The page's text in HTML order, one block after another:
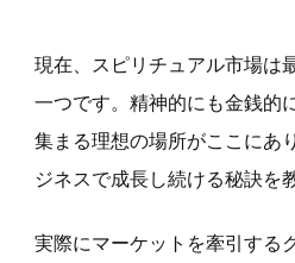
現在、スピリチュアル市場は
一つです。精神的にも金銭的
集まる理想の場所がここにあ
ジネスで成長し続ける秘訣を
実際にマーケットを牽引する